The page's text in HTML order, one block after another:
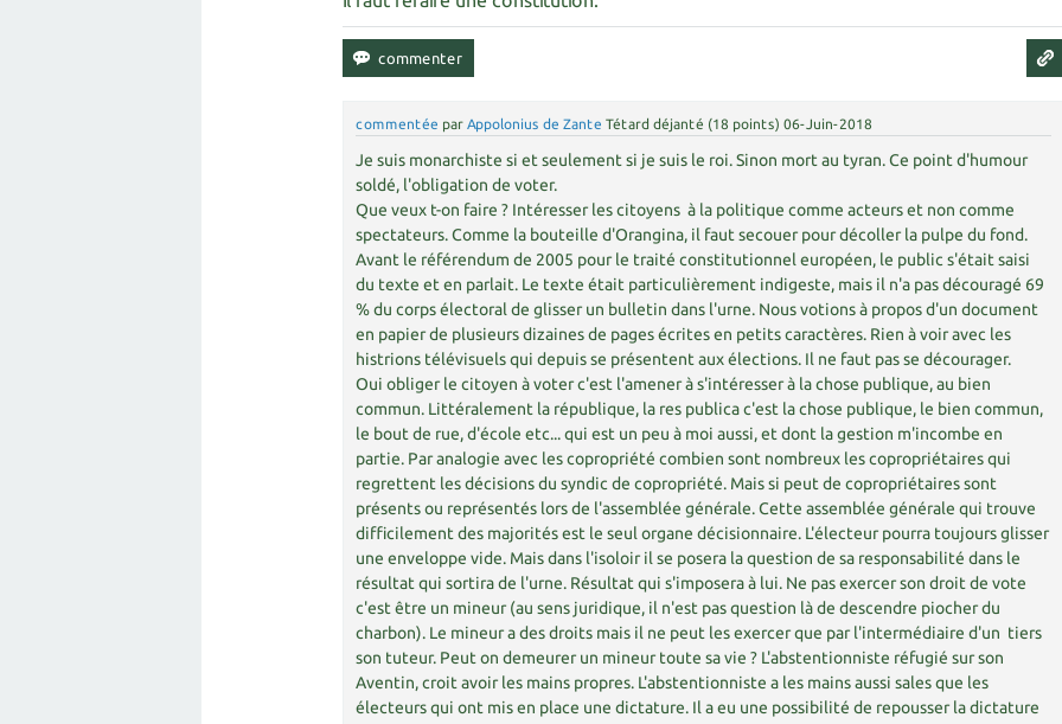
commentée parAppolonius de Zante Tétard déjanté (18 points) 06-Juin-2018
Je suis monarchiste si et seulement si je suis le roi. Sinon mort au tyran. Ce point d'humour
soldé, l'obligation de voter.
Que veux t-on faire ? Intéresser les citoyens à la politique comme acteurs et non comme
spectateurs. Comme la bouteille d'Orangina, il faut secouer pour décoller la pulpe du fond.
Avant le référendum de 2005 pour le traité constitutionnel européen, le public s'était saisi
du texte et en parlait. Le texte était particulièrement indigeste, mais il n'a pas découragé 69
% du corps électoral de glisser un bulletin dans l'urne. Nous votions à propos d'un document
en papier de plusieurs dizaines de pages écrites en petits caractères. Rien à voir avec les
histrions télévisuels qui depuis se présentent aux élections. Il ne faut pas se décourager.
Oui obliger le citoyen à voter c'est l'amener à s'intéresser à la chose publique, au bien
commun. Littéralement la république, la res publica c'est la chose publique, le bien commun,
le bout de rue, d'école etc... qui est un peu à moi aussi, et dont la gestion m'incombe en
partie. Par analogie avec les copropriété combien sont nombreux les copropriétaires qui
regrettent les décisions du syndic de copropriété. Mais si peut de copropriétaires sont
présents ou représentés lors de l'assemblée générale. Cette assemblée générale qui trouve
difficilement des majorités est le seul organe décisionnaire. L'électeur pourra toujours glisser
une enveloppe vide. Mais dans l'isoloir il se posera la question de sa responsabilité dans le
résultat qui sortira de l'urne. Résultat qui s'imposera à lui. Ne pas exercer son droit de vote
c'est être un mineur (au sens juridique, il n'est pas question là de descendre piocher du
charbon). Le mineur a des droits mais il ne peut les exercer que par l'intermédiaire d'un tiers
son tuteur. Peut on demeurer un mineur toute sa vie ? L'abstentionniste réfugié sur son
Aventin, croit avoir les mains propres. L'abstentionniste a les mains aussi sales que les
électeurs qui ont mis en place une dictature. Il a eu une possibilité de repousser la dictature